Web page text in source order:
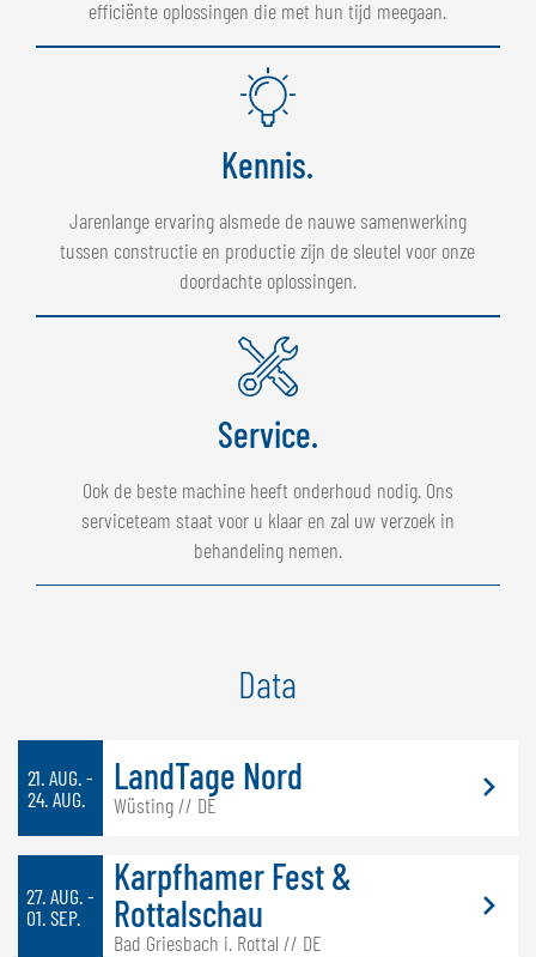
efficiënte oplossingen die met hun tijd meegaan.
Kennis.
Jarenlange ervaring alsmede de nauwe samenwerking
tussen constructie en productie zijn de sleutel voor onze
doordachte oplossingen.
Service.
Ook de beste machine heeft onderhoud nodig. Ons
serviceteam staat voor u klaar en zal uw verzoek in
behandeling nemen.
Data
21. AUG. -
24. AUG.
LandTage Nord
Wüsting // DE
27. AUG. -
01. SEP.
Karpfhamer Fest &
Rottalschau
Bad Griesbach i. Rottal // DE